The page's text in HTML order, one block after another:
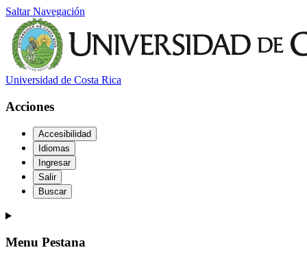
Saltar Navegación
Universidad de Costa Rica
Acciones
Accesibilidad
Idiomas
Ingresar
Salir
Buscar
Menu Pestana